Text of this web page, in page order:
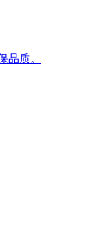
品质。